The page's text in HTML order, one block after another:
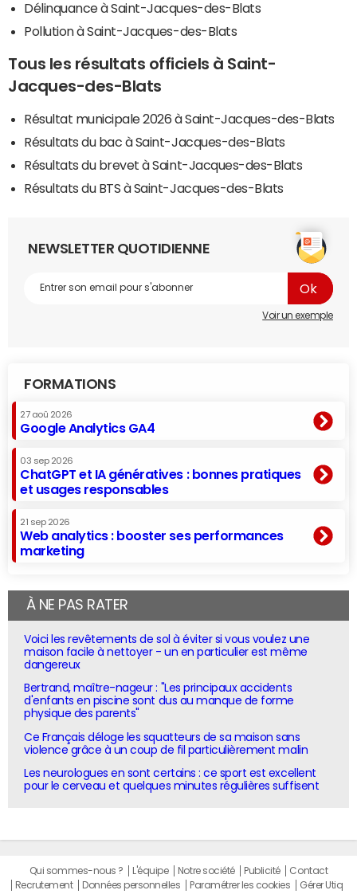
Délinquance à Saint-Jacques-des-Blats
Pollution à Saint-Jacques-des-Blats
Tous les résultats officiels à Saint-
Jacques-des-Blats
Résultat municipale 2026 à Saint-Jacques-des-Blats
Résultats du bac à Saint-Jacques-des-Blats
Résultats du brevet à Saint-Jacques-des-Blats
Résultats du BTS à Saint-Jacques-des-Blats
NEWSLETTER QUOTIDIENNE
Voir un exemple
FORMATIONS
27 aoû 2026
Google Analytics GA4
03 sep 2026
ChatGPT et IA génératives : bonnes pratiques
et usages responsables
21 sep 2026
Web analytics : booster ses performances
marketing
À NE PAS RATER
Voici les revêtements de sol à éviter si vous voulez une
maison facile à nettoyer - un en particulier est même
dangereux
Bertrand, maître-nageur : "Les principaux accidents
d'enfants en piscine sont dus au manque de forme
physique des parents"
Ce Français déloge les squatteurs de sa maison sans
violence grâce à un coup de fil particulièrement malin
Les neurologues en sont certains : ce sport est excellent
pour le cerveau et quelques minutes régulières suffisent
Qui sommes-nous ? L'équipe Notre société Publicité
Contact
Recrutement
Données personnelles Paramétrer les cookies Gérer Utiq